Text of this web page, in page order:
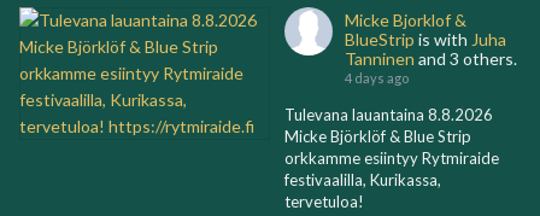
Micke Bjorklof &
BlueStrip is with Juha
Tanninen and 3 others.
4 days ago
Tulevana lauantaina 8.8.2026
Micke Björklöf & Blue Strip
orkkamme esiintyy Rytmiraide
festivaalilla, Kurikassa,
tervetuloa!